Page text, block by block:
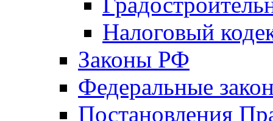
Налоговый
Законы РФ
Федеральные
Постановления